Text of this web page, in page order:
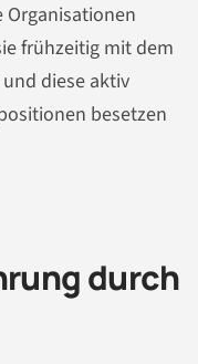
frühzeitig mit dem
diese aktiv
besetzen
durch